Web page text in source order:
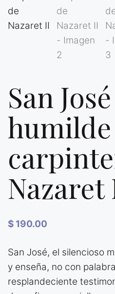
San
humilde
Nazaret
$ 190.00
San José, el silencioso
y enseña, no con
resplandeciente